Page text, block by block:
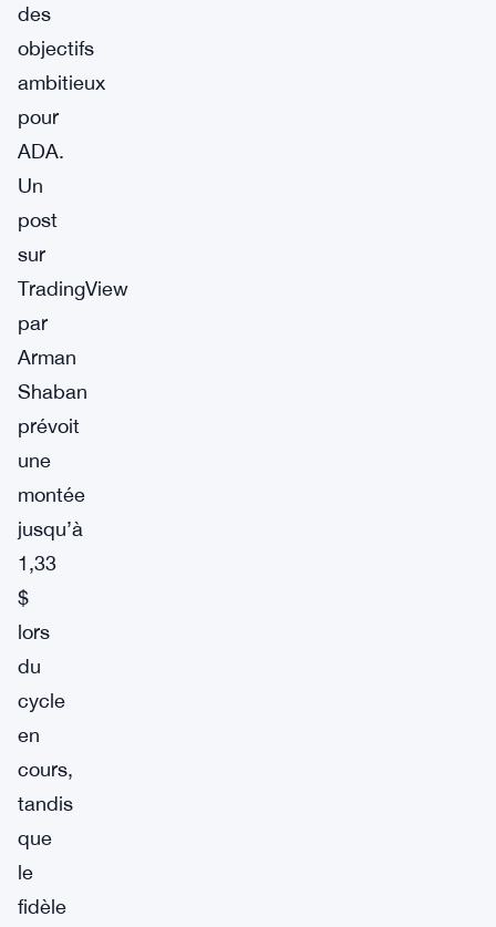
des
objectifs
ambitieux
pour
ADA.
Un
post
sur
TradingView
par
Arman
Shaban
prévoit
une
montée
jusqu’à
1,33
$
lors
du
cycle
en
cours,
tandis
que
le
fidèle